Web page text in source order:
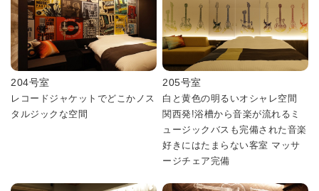
204号室
レコードジャケットでどこかノス
タルジックな空間
205号室
白と黄色の明るいオシャレ空間
関西発!浴槽から音楽が流れるミ
ュージックバスも完備された音楽
好きにはたまらない客室 マッサ
ージチェア完備